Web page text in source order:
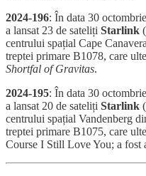
2024-196: În data 30
a lansat 23 de sateliți Starlink
centrului spațial Cape
treptei primare B1078, care
Shortfal of Gravitas.
2024-195: În data 30
a lansat 20 de sateliți Starlink
centrului spațial Vandenberg
treptei primare B1075, care
Course I Still Love You; a fost